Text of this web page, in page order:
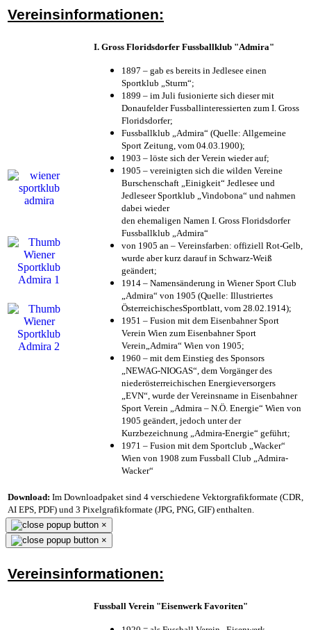
Vereinsinformationen:
I. Gross Floridsdorfer Fussballklub "Admira"
1897 – gab es bereits in Jedlesee einen
Sportklub „Sturm“;
1899 – im Juli fusionierte sich dieser mit
Donaufelder Fussballinteressierten zum I. Gross
Floridsdorfer;
Fussballklub „Admira“ (Quelle: Allgemeine
Sport Zeitung, vom 04.03.1900);
1903 – löste sich der Verein wieder auf;
1905 – vereinigten sich die wilden Vereine
Burschenschaft „Einigkeit“ Jedlesee und
Jedleseer Sportklub „Vindobona“ und nahmen
dabei wieder
den ehemaligen Namen I. Gross Floridsdorfer
Fussballklub „Admira“
von 1905 an – Vereinsfarben: offiziell Rot-Gelb,
wurde aber kurz darauf in Schwarz-Weiß
geändert;
1914 – Namensänderung in Wiener Sport Club
„Admira“ von 1905 (Quelle: Illustriertes
ÖsterreichischesSportblatt, vom 28.02.1914);
1951 – Fusion mit dem Eisenbahner Sport
Verein Wien zum Eisenbahner Sport
Verein„Admira“ Wien von 1905;
1960 – mit dem Einstieg des Sponsors
„NEWAG-NIOGAS“, dem Vorgänger des
niederösterreichischen Energieversorgers
„EVN“, wurde der Vereinsname in Eisenbahner
Sport Verein „Admira – N.Ö. Energie“ Wien von
1905 geändert, jedoch unter der
Kurzbezeichnung „Admira-Energie“ geführt;
1971 – Fusion mit dem Sportclub „Wacker“
Wien von 1908 zum Fussball Club „Admira-
Wacker“
Download: Im Downloadpaket sind 4 verschiedene Vektorgrafikformate (CDR,
AI EPS, PDF) und 3 Pixelgrafikformate (JPG, PNG, GIF) enthalten.
×
×
Vereinsinformationen:
Fussball Verein "Eisenwerk Favoriten"